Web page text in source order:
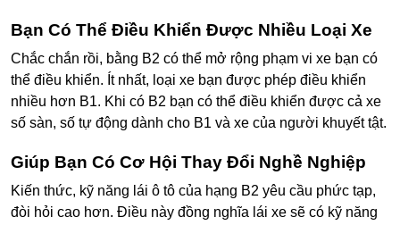
Bạn Có Thể Điều Khiển Được Nhiều Loại Xe
Chắc chắn rồi, bằng B2 có thể mở rộng phạm vi xe bạn có
thể điều khiển. Ít nhất, loại xe bạn được phép điều khiển
nhiều hơn B1. Khi có B2 bạn có thể điều khiển được cả xe
số sàn, số tự động dành cho B1 và xe của người khuyết tật.
Giúp Bạn Có Cơ Hội Thay Đổi Nghề Nghiệp
Kiến thức, kỹ năng lái ô tô của hạng B2 yêu cầu phức tạp,
đòi hỏi cao hơn. Điều này đồng nghĩa lái xe sẽ có kỹ năng